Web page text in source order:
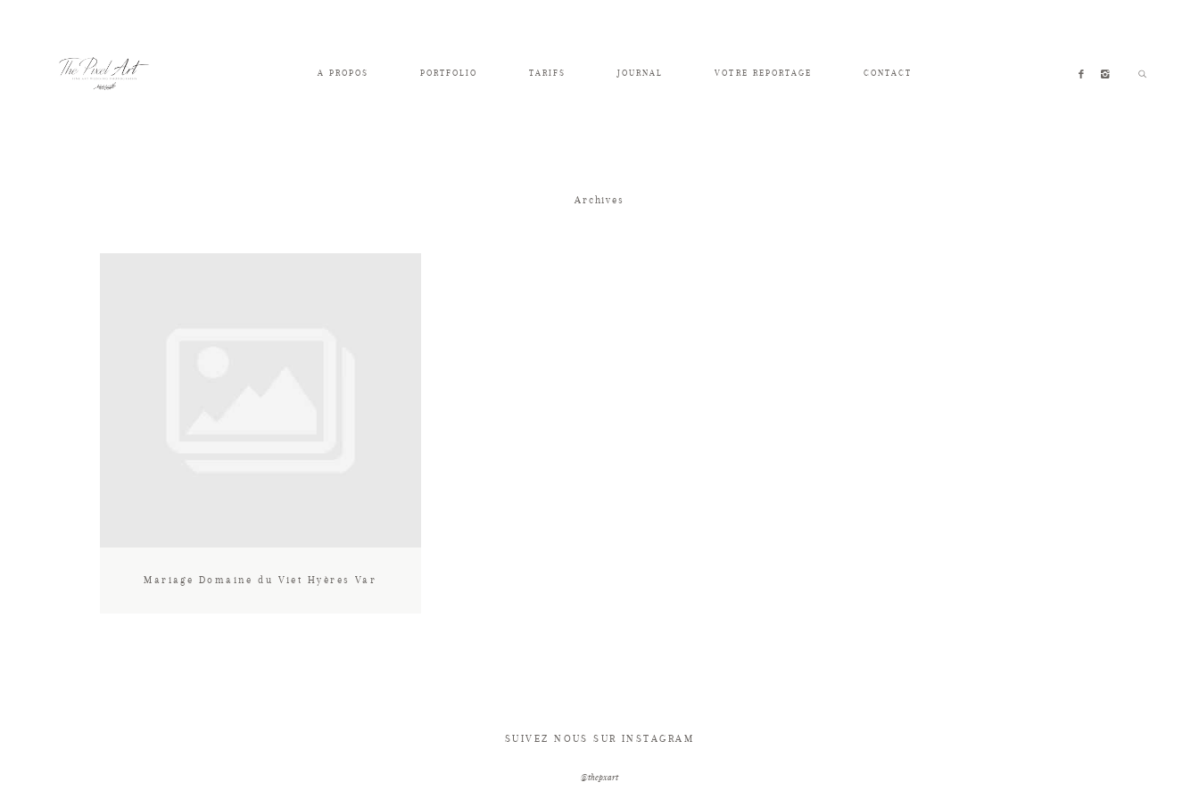
A PROPOS PORTFOLIO TARIFS JOURNAL VOTRE REPORTAGE CONTACT
Archives
Mariage Domaine du Viet Hyères Var
SUIVEZ NOUS SUR INSTAGRAM
@thepxart